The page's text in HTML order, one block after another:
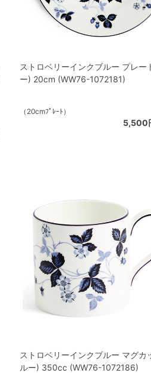
ストロベリーインクブルー プレー
ー) 20cm (WW76-1072181)
（20cmﾌﾟﾚｰﾄ）
5,500
ストロベリーインクブルー マグカ
ルー) 350cc (WW76-1072186)